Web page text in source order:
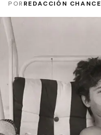
POR REDACCIÓN CHANCE